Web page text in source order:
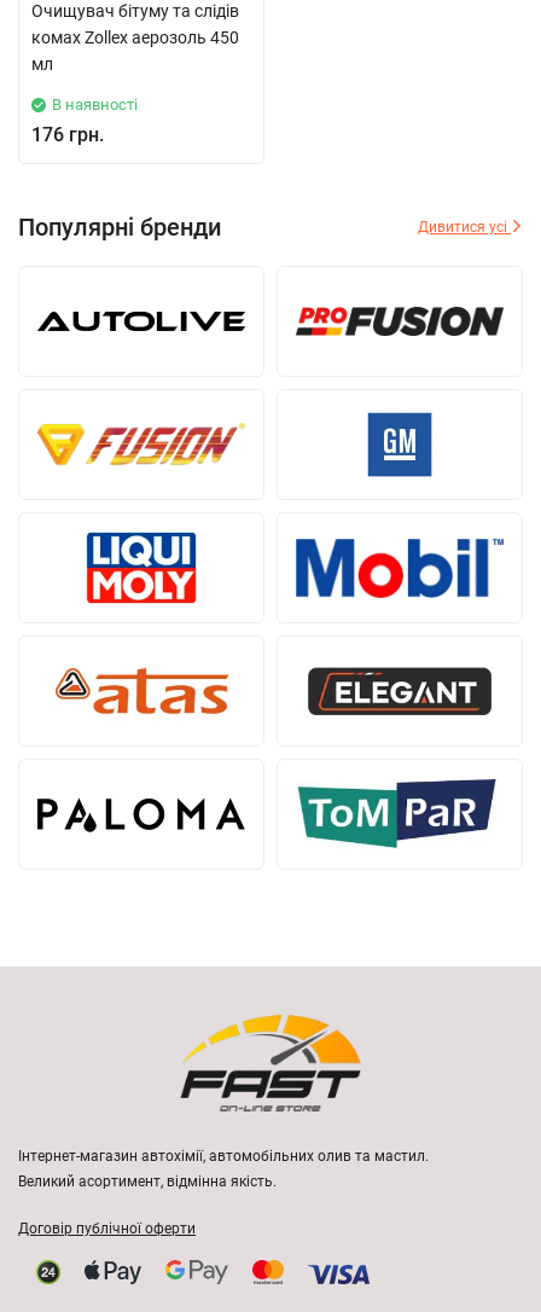
Очищувач бітуму та слідів
комах Zollex аерозоль 450
мл
В наявності
176 грн.
Популярні бренди Дивитися усі
Інтернет-магазин автохімії, автомобільних олив та мастил.
Великий асортимент, відмінна якість.
Договір публічної оферти